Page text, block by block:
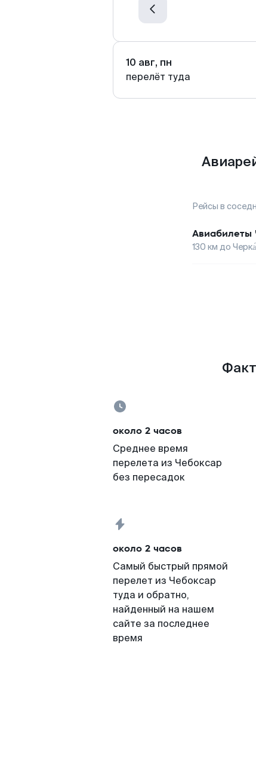
10 авг, пн
перелёт туда
Рейсы в
Авиабилеты
130 км до
около 2 часов
Среднее время
перелета из Чебоксар
без пересадок
около 2 часов
Самый быстрый прямой
перелет из Чебоксар
туда и обратно,
найденный на нашем
сайте за последнее
время